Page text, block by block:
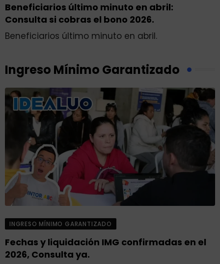
Beneficiarios último minuto en abril:
Consulta si cobras el bono 2026.
Beneficiarios último minuto en abril.
Ingreso Mínimo Garantizado
INGRESO MÍNIMO GARANTIZADO
Fechas y liquidación IMG confirmadas en el
2026, Consulta ya.